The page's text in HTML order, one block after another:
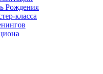
Рождения
класса